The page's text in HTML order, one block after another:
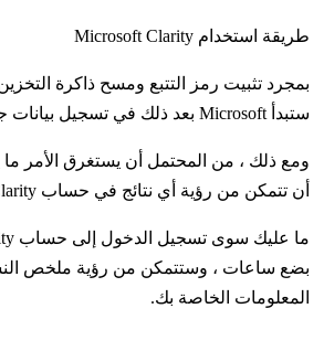
طريقة استخدام Microsoft Clarity
ستبدأ Microsoft بعد ذلك في تسجيل بيانات جلسة الزائر.
ومع ذلك ، من المحتمل أن يستغرق الأمر
أن تتمكن من رؤية أي نتائج في حساب Clarity الخاص بك.
بضع ساعات ، وستتمكن من رؤية ملخص
المعلومات الخاصة بك.